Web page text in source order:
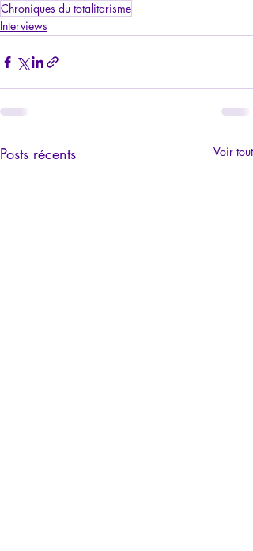
Chroniques du totalitarisme
Interviews
Posts récents Voir tout